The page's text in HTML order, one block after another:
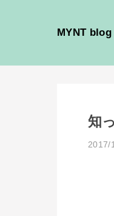
MYNT blog
知
2017/